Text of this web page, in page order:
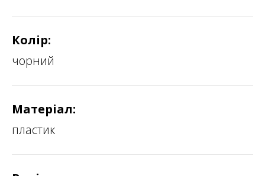
Колір:
чорний
Матеріал:
пластик